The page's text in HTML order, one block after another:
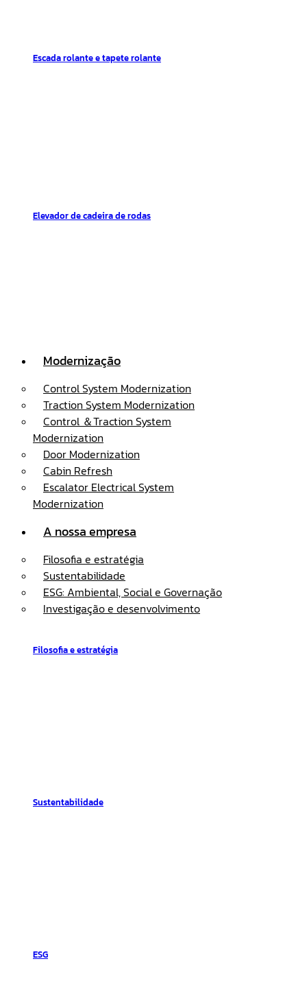
Escada rolante e tapete rolante
Elevador de cadeira de rodas
Modernização
Control System Modernization
Traction System Modernization
Control ＆Traction System
Modernization
Door Modernization
Cabin Refresh
Escalator Electrical System
Modernization
A nossa empresa
Filosofia e estratégia
Sustentabilidade
ESG: Ambiental, Social e Governação
Investigação e desenvolvimento
Filosofia e estratégia
Sustentabilidade
ESG